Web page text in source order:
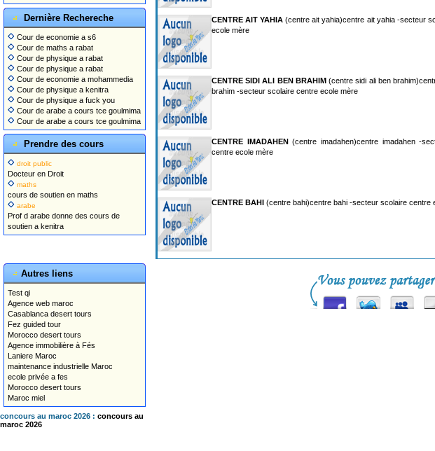
Dernière Rechereche
Cour de economie a s6
Cour de maths a rabat
Cour de physique a rabat
Cour de physique a rabat
Cour de economie a mohammedia
Cour de physique a kenitra
Cour de physique a fuck you
Cour de arabe a cours tce goulmima
Cour de arabe a cours tce goulmima
Prendre des cours
droit public
Docteur en Droit
maths
cours de soutien en maths
arabe
Prof d arabe donne des cours de
soutien a kenitra
Autres liens
Test qi
Agence web maroc
Casablanca desert tours
Fez guided tour
Morocco desert tours
Agence immobilière à Fés
Laniere Maroc
maintenance industrielle Maroc
ecole privée a fes
Morocco desert tours
Maroc miel
concours au maroc 2026 : concours au
maroc 2026
CENTRE AIT YAHIA (centre ait yahia)centre ait yahia -secteur
ecole mère
CENTRE SIDI ALI BEN BRAHIM(centre sidi ali ben
brahim -secteur scolaire centre ecole mère
CENTRE IMADAHEN(centre imadahen)centre imadahen -
centre ecole mère
CENTRE BAHI (centre bahi)centre bahi -secteur scolaire centre